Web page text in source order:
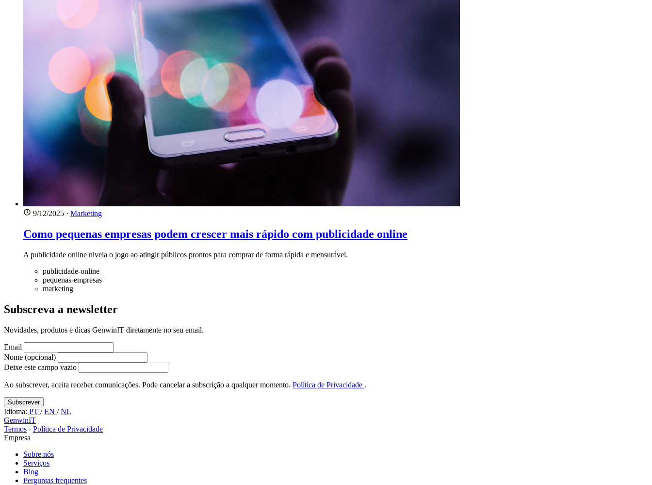
9/12/2025 · Marketing
Como pequenas empresas podem crescer mais rápido com publicidade online
A publicidade online nivela o jogo ao atingir públicos prontos para comprar de forma rápida e mensurável.
publicidade-online
pequenas-empresas
marketing
Subscreva a newsletter
Novidades, produtos e dicas GenwinIT diretamente no seu email.
Email
Nome (opcional)
Deixe este campo vazio
Ao subscrever, aceita receber comunicações. Pode cancelar a subscrição a qualquer momento. Política de Privacidade .
Subscrever
Idioma: PT / EN / NL
GenwinIT
Termos · Política de Privacidade
Empresa
Sobre nós
Serviços
Blog
Perguntas frequentes